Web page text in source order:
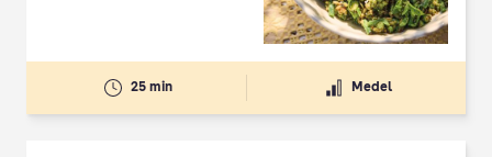
25 min Medel